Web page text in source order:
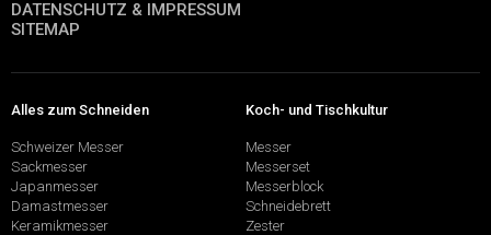
DATENSCHUTZ & IMPRESSUM
SITEMAP
Alles zum Schneiden
Schweizer Messer
Sackmesser
Japanmesser
Damastmesser
Keramikmesser
Koch- und Tischkultur
Messer
Messerset
Messerblock
Schneidebrett
Zester